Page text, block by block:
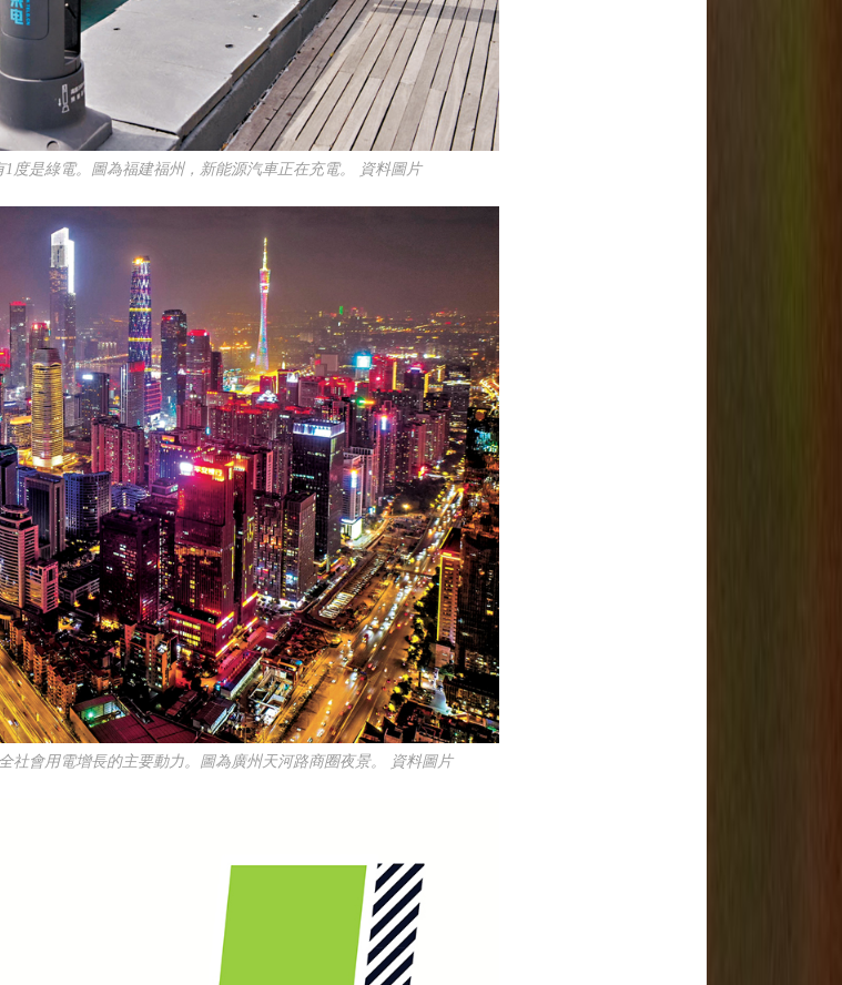
度是綠電。圖為福建福州，新能源汽車正在充電。 資料圖片
社會用電增長的主要動力。圖為廣州天河路商圈夜景。 資料圖片